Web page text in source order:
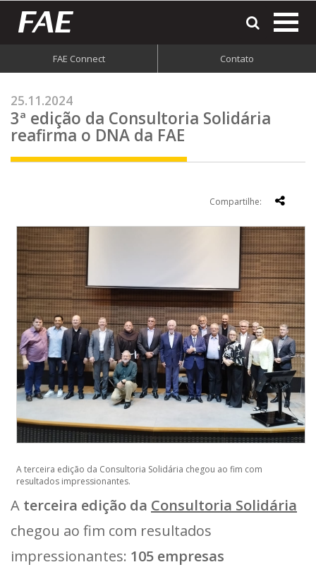
FAE Connect Contato
25.11.2024
3ª edição da Consultoria Solidária
reafirma o DNA da FAE
Compartilhe:
A terceira edição da Consultoria Solidária chegou ao fim com
resultados impressionantes.
A terceira edição da Consultoria Solidária
chegou ao fim com resultados
impressionantes: 105 empresas